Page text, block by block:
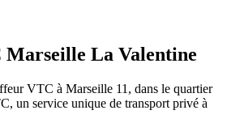
La Valentine
VTC à Marseille 11, dans le quartier
un service unique de transport privé à